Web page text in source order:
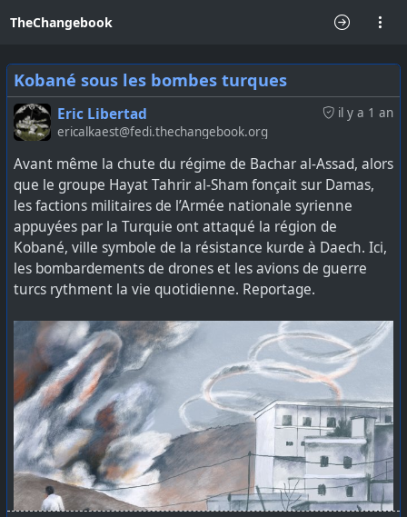
TheChangebook
Kobané sous les bombes turques
il y a 1 an
Eric Libertad
ericalkaest@fedi.thechangebook.org
Avant même la chute du régime de Bachar al-Assad, alors
que le groupe Hayat Tahrir al-Sham fonçait sur Damas,
les factions militaires de l’Armée nationale syrienne
appuyées par la Turquie ont attaqué la région de
Kobané, ville symbole de la résistance kurde à Daech. Ici,
les bombardements de drones et les avions de guerre
turcs rythment la vie quotidienne. Reportage.